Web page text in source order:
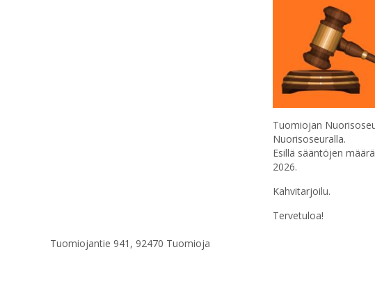
Tuomiojan
Nuorisoseuralla.
Esillä sääntöjen
2026.
Kahvitarjoilu.
Tervetuloa!
Tuomiojantie 941, 92470 Tuomioja